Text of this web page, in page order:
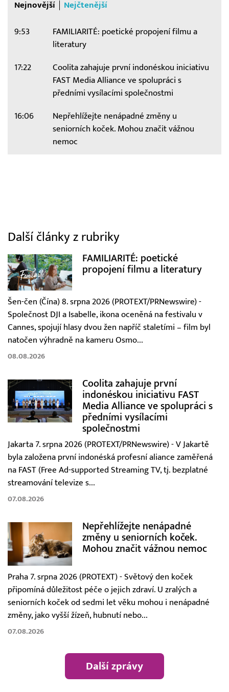
Nejnovější Nejčtenější
9:53
FAMILIARITÉ: poetické propojení filmu a
literatury
17:22
Coolita zahajuje první indonéskou iniciativu
FAST Media Alliance ve spolupráci s
předními vysílacími společnostmi
16:06
Nepřehlížejte nenápadné změny u
seniorních koček. Mohou značit vážnou
nemoc
Další články z rubriky
FAMILIARITÉ: poetické
propojení filmu a literatury
Šen-čen (Čína) 8. srpna 2026 (PROTEXT/PRNewswire) -
Společnost DJI a Isabelle, ikona oceněná na festivalu v
Cannes, spojují hlasy dvou žen napříč staletími – film byl
natočen výhradně na kameru Osmo...
08.08.2026
Coolita zahajuje první
indonéskou iniciativu FAST
Media Alliance ve spolupráci s
předními vysílacími
společnostmi
Jakarta 7. srpna 2026 (PROTEXT/PRNewswire) - V Jakartě
byla založena první indonéská profesní aliance zaměřená
na FAST (Free Ad-supported Streaming TV, tj. bezplatné
streamování televize s...
07.08.2026
Nepřehlížejte nenápadné
změny u seniorních koček.
Mohou značit vážnou nemoc
Praha 7. srpna 2026 (PROTEXT) - Světový den koček
připomíná důležitost péče o jejich zdraví. U zralých a
seniorních koček od sedmi let věku mohou i nenápadné
změny, jako vyšší žízeň, hubnutí nebo...
07.08.2026
Další zprávy